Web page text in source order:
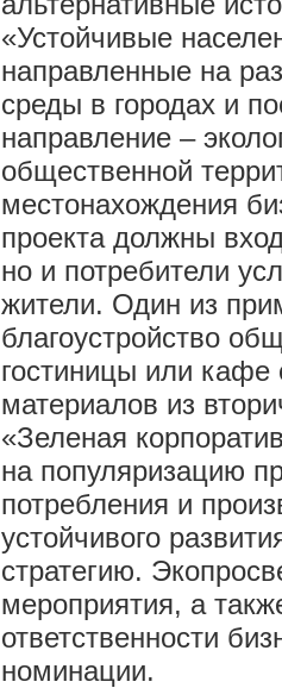
«Устойчивые
направленные на
среды в городах и
направление –
общественной
местонахождения
проекта должны
но и потребители
жители. Один из
благоустройство
гостиницы или кафе
материалов из
«Зеленая
на популяризацию
потребления и
устойчивого
стратегию.
мероприятия, а
ответственности
номинации.